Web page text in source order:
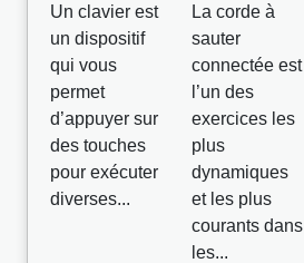
Un clavier est
un dispositif
qui vous
permet
d’appuyer sur
des touches
pour exécuter
diverses...
La corde à
sauter
connectée est
l’un des
exercices les
plus
dynamiques
et les plus
courants dans
les...